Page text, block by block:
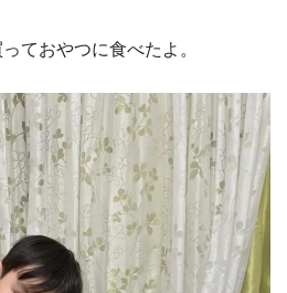
ておやつに食べたよ。